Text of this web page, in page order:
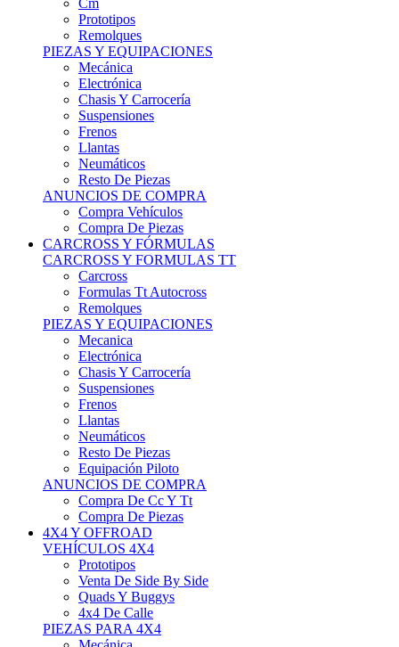
Remolques
PIEZAS Y EQUIPACIONES
Mecánica
Electrónica
Chasis Y Carrocería
Suspensiones
Frenos
Llantas
Neumáticos
Resto De Piezas
ANUNCIOS DE COMPRA
Compra Vehículos
Compra De Piezas
CARCROSS Y FÓRMULAS
CARCROSS Y FORMULAS TT
Carcross
Formulas Tt Autocross
Remolques
PIEZAS Y EQUIPACIONES
Mecanica
Electrónica
Chasis Y Carrocería
Suspensiones
Frenos
Llantas
Neumáticos
Resto De Piezas
Equipación Piloto
ANUNCIOS DE COMPRA
Compra De Cc Y Tt
Compra De Piezas
4X4 Y OFFROAD
VEHÍCULOS 4X4
Prototipos
Venta De Side By Side
Quads Y Buggys
4x4 De Calle
PIEZAS PARA 4X4
Mecánica
Carrocería